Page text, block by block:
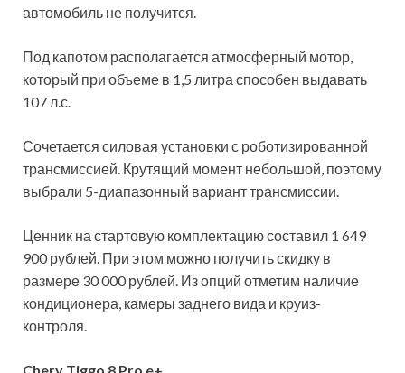
автомобиль не получится.
Под капотом располагается атмосферный мотор,
который при объеме в 1,5 литра способен выдавать
107 л.с.
Сочетается силовая установки с роботизированной
трансмиссией. Крутящий момент небольшой, поэтому
выбрали 5-диапазонный вариант трансмиссии.
Ценник на стартовую комплектацию составил 1 649
900 рублей. При этом можно получить скидку в
размере 30 000 рублей. Из опций отметим наличие
кондиционера, камеры заднего вида и круиз-
контроля.